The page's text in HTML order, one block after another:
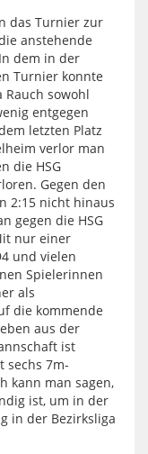
das Turnier zur
anstehende
dem in der
Turnier konnte
sowohl
entgegen
letzten Platz
verlor man
die HSG
Gegen den
2:15 nicht hinaus
gegen die HSG
nur einer
und vielen
Spielerinnen
als
die kommende
aus der
ist
sechs 7m-
kann man sagen,
ist, um in der
in der Bezirksliga